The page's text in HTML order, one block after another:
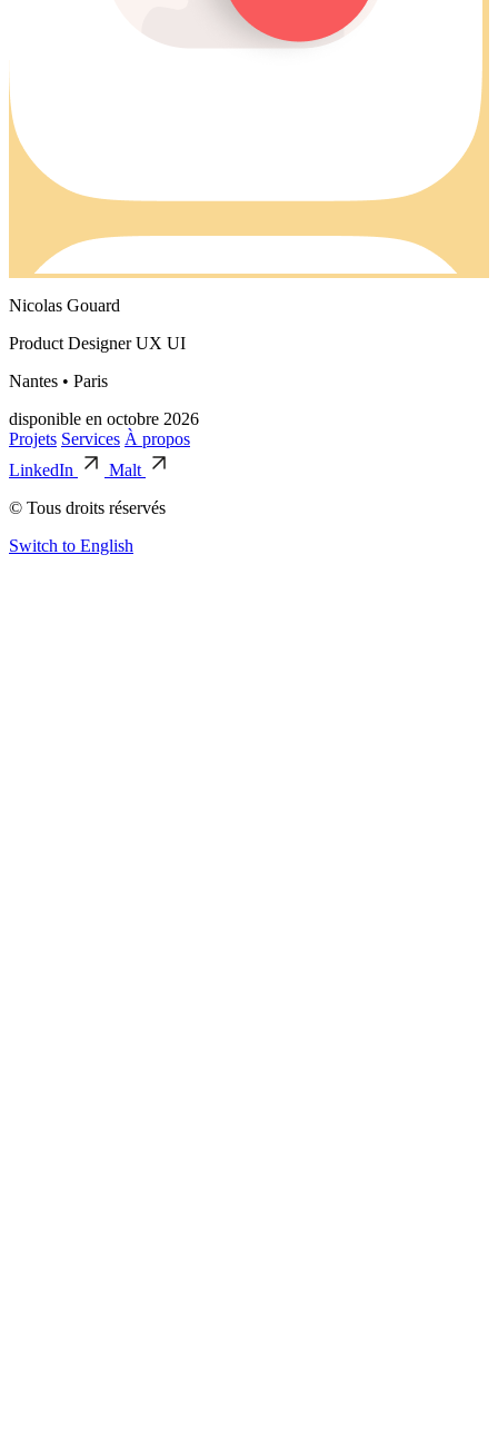
Nicolas Gouard
Product Designer UX UI
Nantes • Paris
disponible en octobre 2026
Projets Services À propos
LinkedIn
Malt
© Tous droits réservés
Switch to English